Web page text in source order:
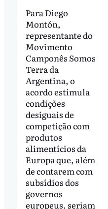
Para Diego
Montón,
representante do
Movimento
Camponês Somos
Terra da
Argentina, o
acordo estimula
condições
desiguais de
competição com
produtos
alimentícios da
Europa que, além
de contarem com
subsídios dos
governos
europeus, seriam